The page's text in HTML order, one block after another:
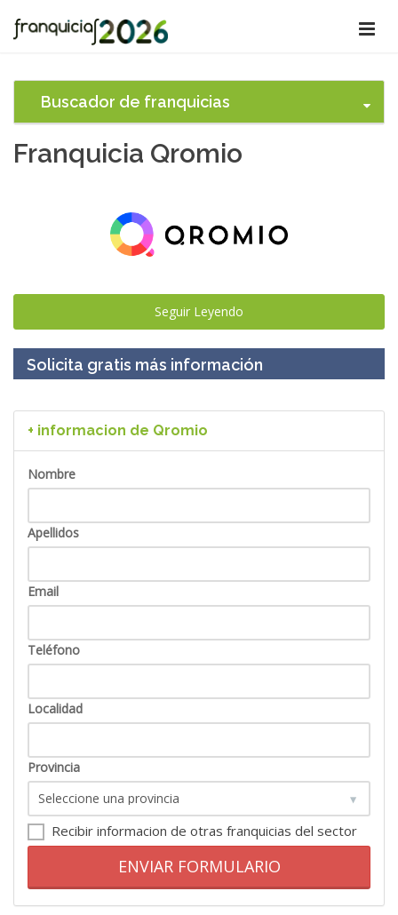
Buscador de franquicias
Franquicia Qromio
Seguir Leyendo
Solicita gratis más información
+ informacion de Qromio
Nombre
Apellidos
Email
Teléfono
Localidad
Provincia
Recibir informacion de otras franquicias del sector
ENVIAR FORMULARIO